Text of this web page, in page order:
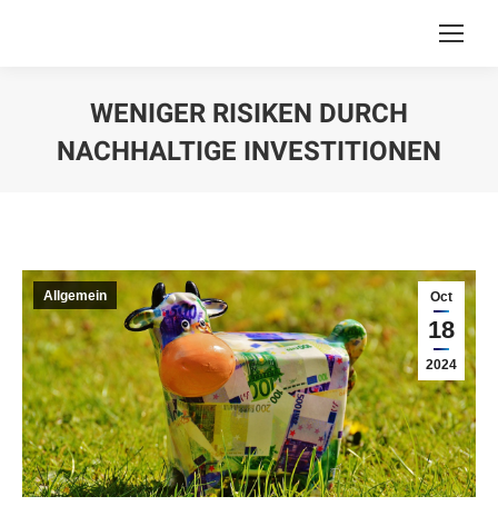
WENIGER RISIKEN DURCH
NACHHALTIGE INVESTITIONEN
Oct
18
2024
Allgemein